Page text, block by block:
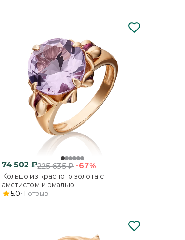
74 502 ₽225 635₽ -67%
Кольцо из красного золота с
аметистом и эмалью
5.0 1 отзыв